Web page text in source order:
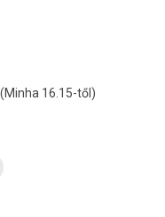
16.15-től)